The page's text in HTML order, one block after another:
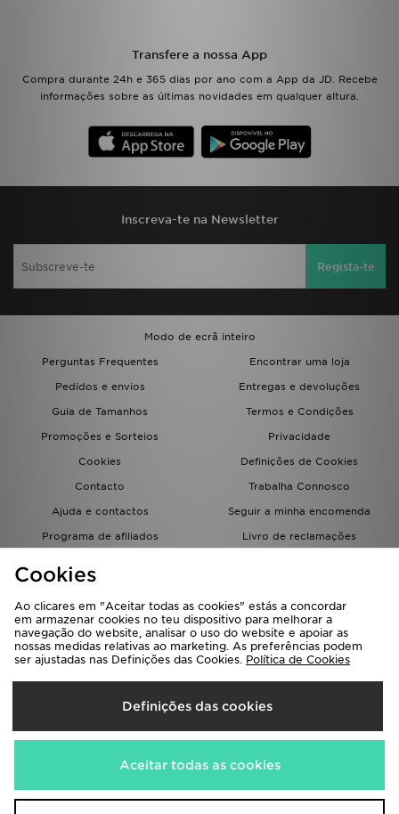
Transfere a nossa App
Compra durante 24h e 365 dias por ano com a App da JD. Recebe
informações sobre as últimas novidades em qualquer altura.
Inscreva-te na Newsletter
Regista-te
Modo de ecrã inteiro
Perguntas Frequentes
Encontrar uma loja
Pedidos e envios
Entregas e devoluções
Guia de Tamanhos
Termos e Condições
Promoções e Sorteios
Privacidade
Cookies
Definições de Cookies
Contacto
Trabalha Connosco
Ajuda e contactos
Seguir a minha encomenda
Programa de afiliados
Livro de reclamações
Seleciona O País
Portugal
Aceitamos os seguintes métodos de pagamento
Cookies
Ao clicares em "Aceitar todas as cookies" estás a concordar
em armazenar cookies no teu dispositivo para melhorar a
navegação do website, analisar o uso do website e apoiar as
nossas medidas relativas ao marketing. As preferências podem
ser ajustadas nas Definições das Cookies. Política de Cookies
Definições das cookies
Aceitar todas as cookies